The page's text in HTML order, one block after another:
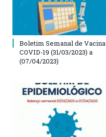
Boletim Semanal de Vacina
COVID-19 (31/03/2023) a
(07/04/2023)